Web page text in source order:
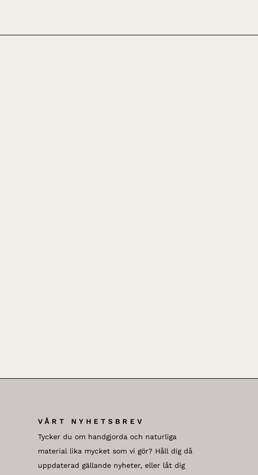
VÅRT NYHETSBREV
Tycker du om handgjorda och naturliga
material lika mycket som vi gör? Håll dig då
uppdaterad gällande nyheter, eller låt dig